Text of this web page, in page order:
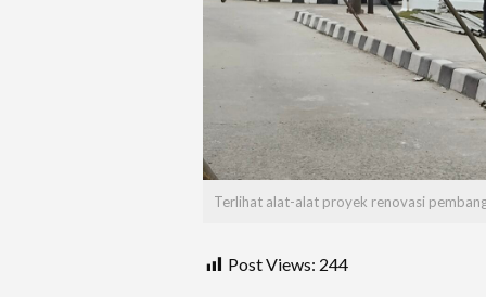
Terlihat alat-alat proyek renovasi
Post Views: 244